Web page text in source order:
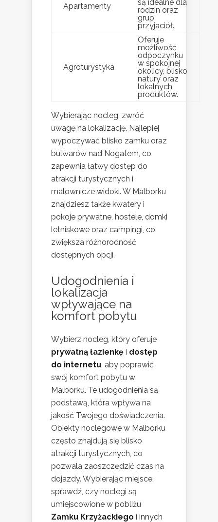
Apartamenty
są idealne dla
rodzin oraz
grup
przyjaciół.
Agroturystyka
Oferuje
możliwość
odpoczynku
w spokojnej
okolicy, blisko
natury oraz
lokalnych
produktów.
Wybierając nocleg, zwróć
uwagę na lokalizację. Najlepiej
wypoczywać blisko zamku oraz
bulwarów nad Nogatem, co
zapewnia łatwy dostęp do
atrakcji turystycznych i
malownicze widoki. W Malborku
znajdziesz także kwatery i
pokoje prywatne, hostele, domki
letniskowe oraz campingi, co
zwiększa różnorodność
dostępnych opcji.
Udogodnienia i
lokalizacja
wpływające na
komfort pobytu
Wybierz nocleg, który oferuje
prywatną łazienkę i dostęp
do internetu , aby poprawić
swój komfort pobytu w
Malborku. Te udogodnienia są
podstawą, która wpływa na
jakość Twojego doświadczenia.
Obiekty noclegowe w Malborku
często znajdują się blisko
atrakcji turystycznych, co
pozwala zaoszczędzić czas na
dojazdy. Wybierając miejsce,
sprawdź, czy noclegi są
umiejscowione w pobliżu
Zamku Krzyżackiego i innych